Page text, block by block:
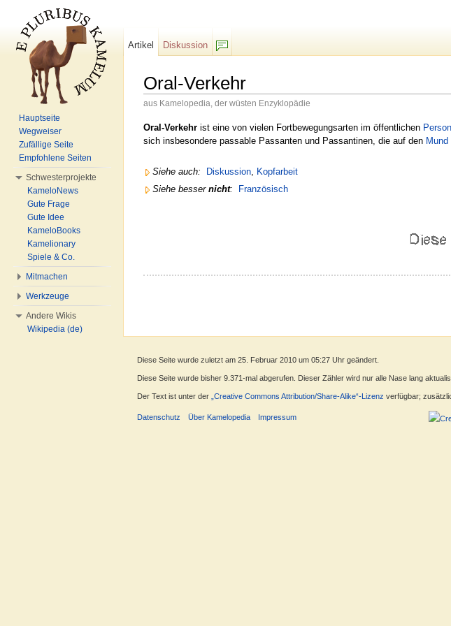
Oral-Verkehr
aus Kamelopedia, der wüsten Enzyklopädie
Oral-Verkehr ist eine von vielen Fortbewegungsarten im öffentlichen
sich insbesondere passable Passanten und Passantinen, die auf den Mund
Siehe auch: Diskussion
Kopfarbeit
Siehe besser nicht: Französisch
Artikel
Diskussion
Hauptseite
Wegweiser
Zufällige Seite
Empfohlene Seiten
Schwesterprojekte
KameloNews
Gute Frage
Gute Idee
KameloBooks
Kamelionary
Spiele & Co.
Mitmachen
Werkzeuge
Andere Wikis
Wikipedia (de)
Diese Seite wurde zuletzt am 25. Februar 2010 um 05:27 Uhr geändert.
Diese Seite wurde bisher 9.371-mal abgerufen. Dieser Zähler wird nur alle Nase lang
Der Text ist unter der „Creative Commons Attribution/Share-Alike“-Lizenz verfügbar;
Datenschutz Über Kamelopedia Impressum